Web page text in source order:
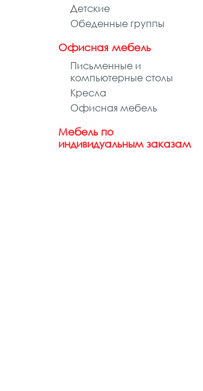
Детские
Обеденные группы
Офисная мебель
Письменные и
компьютерные столы
Кресла
Офисная мебель
Мебель по
индивидуальным заказам